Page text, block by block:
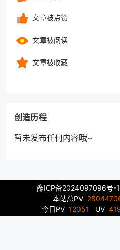
文章被点赞
文章被阅读
文章被收藏
创造历程
暂未发布任何内容哦~
豫ICP备2024097096号-1
本站总PV
今日PV 12051 UV